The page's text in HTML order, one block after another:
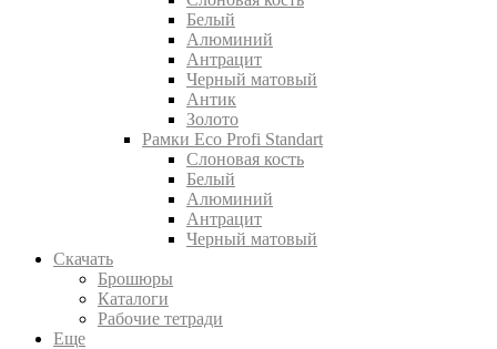
Белый
Алюминий
Антрацит
Черный матовый
Антик
Золото
Рамки Eco Profi Standart
Слоновая кость
Белый
Алюминий
Антрацит
Черный матовый
Скачать
Брошюры
Каталоги
Рабочие тетради
Еще